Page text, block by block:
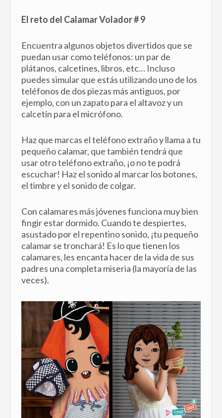
El reto del Calamar Volador # 9
Encuentra algunos objetos divertidos que se
puedan usar como teléfonos: un par de
plátanos, calcetines, libros, etc… Incluso
puedes simular que estás utilizando uno de los
teléfonos de dos piezas más antiguos, por
ejemplo, con un zapato para el altavoz y un
calcetín para el micrófono.
Haz que marcas el teléfono extraño y llama a tu
pequeño calamar, que también tendrá que
usar otro teléfono extraño, ¡o no te podrá
escuchar! Haz el sonido al marcar los botones,
el timbre y el sonido de colgar.
Con calamares más jóvenes funciona muy bien
fingir estar dormido. Cuando te despiertes,
asustado por el repentino sonido, ¡tu pequeño
calamar se tronchará! Es lo que tienen los
calamares, les encanta hacer de la vida de sus
padres una completa miseria (la mayoría de las
veces).